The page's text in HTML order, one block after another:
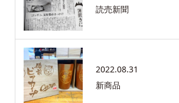
読売新聞
2022.08.31
新商品